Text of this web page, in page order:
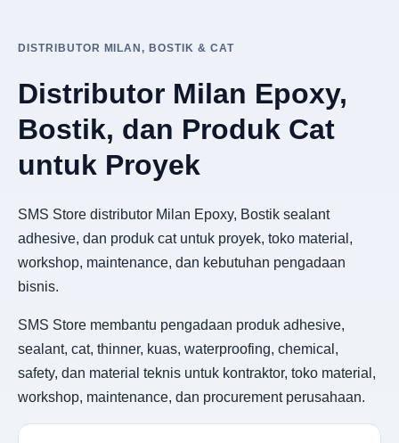
DISTRIBUTOR MILAN, BOSTIK & CAT
Distributor Milan Epoxy,
Bostik, dan Produk Cat
untuk Proyek
SMS Store distributor Milan Epoxy, Bostik sealant
adhesive, dan produk cat untuk proyek, toko material,
workshop, maintenance, dan kebutuhan pengadaan
bisnis.
SMS Store membantu pengadaan produk adhesive,
sealant, cat, thinner, kuas, waterproofing, chemical,
safety, dan material teknis untuk kontraktor, toko material,
workshop, maintenance, dan procurement perusahaan.